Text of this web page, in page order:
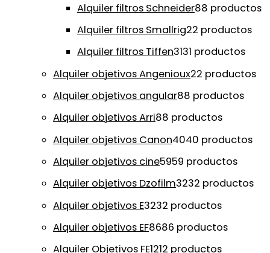
Alquiler filtros Schneider88 productos
Alquiler filtros Smallrig22 productos
Alquiler filtros Tiffen3131 productos
Alquiler objetivos Angenioux22 productos
Alquiler objetivos angular88 productos
Alquiler objetivos Arri88 productos
Alquiler objetivos Canon4040 productos
Alquiler objetivos cine5959 productos
Alquiler objetivos Dzofilm3232 productos
Alquiler objetivos E3232 productos
Alquiler objetivos EF8686 productos
Alquiler Objetivos FE1212 productos